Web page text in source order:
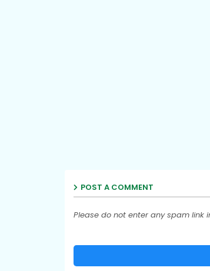
POST A COMMENT
Please do not enter any spam link